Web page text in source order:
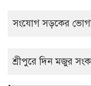
সংযোগ সড়কের
শ্রীপুরে দিন মজুর